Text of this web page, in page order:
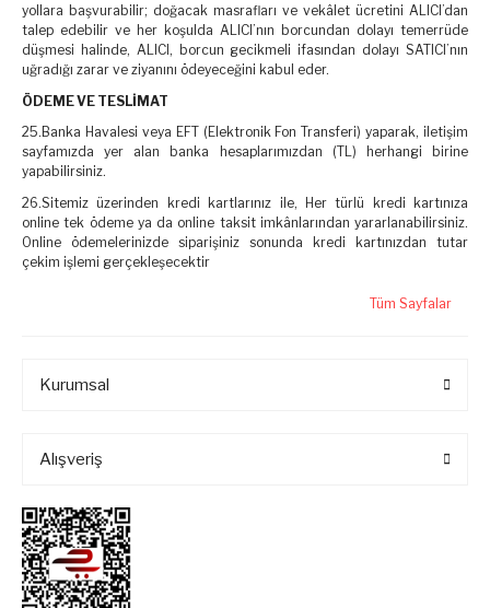
yollara başvurabilir; doğacak masrafları ve vekâlet ücretini ALICI’dan
talep edebilir ve her koşulda ALICI’nın borcundan dolayı temerrüde
düşmesi halinde, ALICI, borcun gecikmeli ifasından dolayı SATICI’nın
uğradığı zarar ve ziyanını ödeyeceğini kabul eder.
ÖDEME VE TESLİMAT
25.Banka Havalesi veya EFT (Elektronik Fon Transferi) yaparak, iletişim
sayfamızda yer alan banka hesaplarımızdan (TL) herhangi birine
yapabilirsiniz.
26.Sitemiz üzerinden kredi kartlarınız ile, Her türlü kredi kartınıza
online tek ödeme ya da online taksit imkânlarından yararlanabilirsiniz.
Online ödemelerinizde siparişiniz sonunda kredi kartınızdan tutar
çekim işlemi gerçekleşecektir
Tüm Sayfalar
Kurumsal
Alışveriş